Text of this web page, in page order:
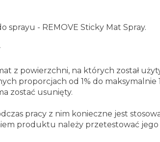
sprayu - REMOVE Sticky Mat Spray.
z powierzchni, na których został
proporcjach od 1% do maksymalnie
zostać usunięty.
pracy z nim konieczne jest
produktu należy przetestować jego